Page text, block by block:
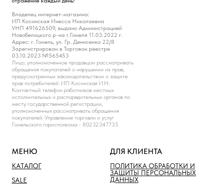
Владелец интернет-магазина:
ИП Косинская Инесса Николаевна
УНП 491626509, выдано Администрацией
Новобелицкого р-на г.Гомеля 11.03.2022 г.
Адрес: г. Гомель, ул. Гр. Денисенко 22/8
Зарегистрирован в Торговом реестре
03.10.2023 №565453
Лицо, уполномоченное продавцом рассматривать
обращения покупателей о нарушении их прав,
предусмотренных законодательством о защите
прав потребителей: ИП Косинская И.Н.
Контактный телефон работников местных
исполнительных и распорядительных органов по
месту государственной регистрации,
уполномоченных рассматривать обращения
покупателей: Управление торговли и услуг
Гомельского горисполкома - 80232347735
МЕНЮ
КАТАЛОГ
SALE
ДЛЯ КЛИЕНТА
ПОЛИТИКА ОБРАБОТКИ И
ЗАЩИТЫ ПЕРСОНАЛЬНЫХ
ДАННЫХ